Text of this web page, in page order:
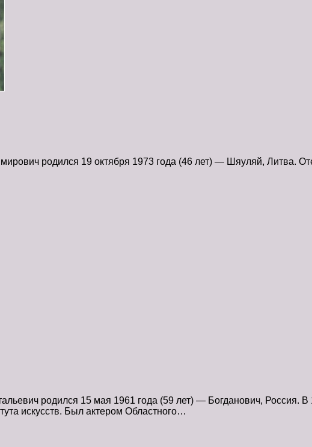
родился 19 октября 1973 года (46 лет) — Шяуляй, Литва.
родился 15 мая 1961 года (59 лет) — Богданович, Россия. В
искусств. Был актером Областного…